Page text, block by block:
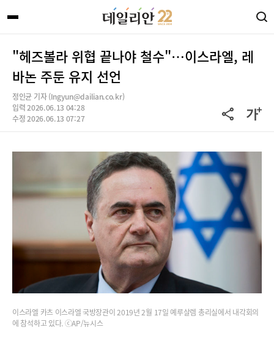
"헤즈볼라 위협 끝나야 철수"…이스라엘, 레
바논 주둔 유지 선언
정인균 기자 (Ingyun@dailian.co.kr)
입력 2026.06.13 04:28
수정 2026.06.13 07:27
이스라엘 카츠 이스라엘 국방장관이 2019년 2월 17일 예루살렘 총리실에서 내각회의
에 참석하고 있다. ⓒAP/뉴시스